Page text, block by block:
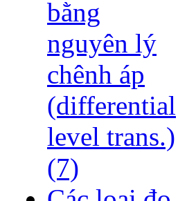
bằng
nguyên lý
chênh áp
(differential
level trans.)
(7)